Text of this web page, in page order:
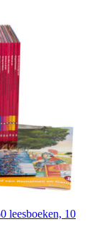
leesboeken, 10